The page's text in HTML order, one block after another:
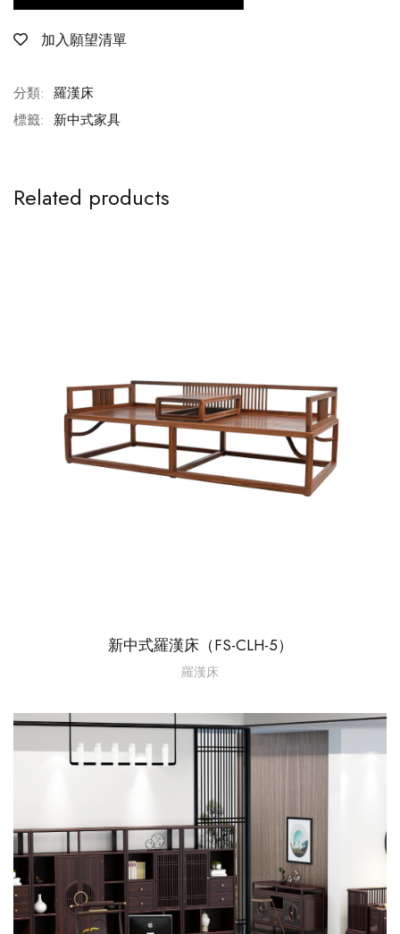
加入願望清單
分類: 羅漢床
標籤: 新中式家具
Related products
新中式羅漢床（FS-CLH-5）
羅漢床